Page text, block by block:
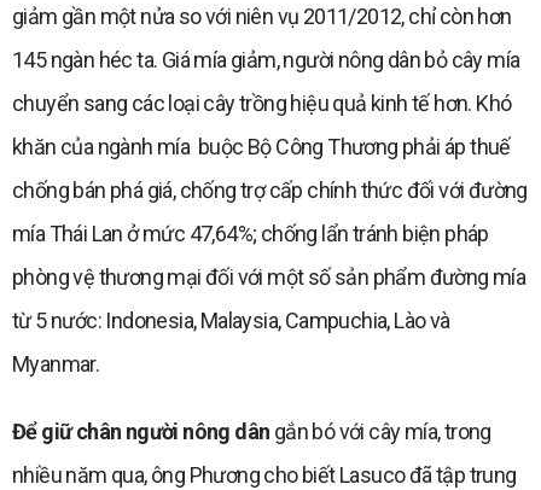
giảm gần một nửa so với niên vụ 2011/2012, chỉ còn hơn
145 ngàn héc ta. Giá mía giảm, người nông dân bỏ cây mía
chuyển sang các loại cây trồng hiệu quả kinh tế hơn. Khó
khăn của ngành mía buộc Bộ Công Thương phải áp thuế
chống bán phá giá, chống trợ cấp chính thức đối với đường
mía Thái Lan ở mức 47,64%; chống lẩn tránh biện pháp
phòng vệ thương mại đối với một số sản phẩm đường mía
từ 5 nước: Indonesia, Malaysia, Campuchia, Lào và
Myanmar.
Để giữ chân người nông dân gắn bó với cây mía, trong
nhiều năm qua, ông Phương cho biết Lasuco đã tập trung